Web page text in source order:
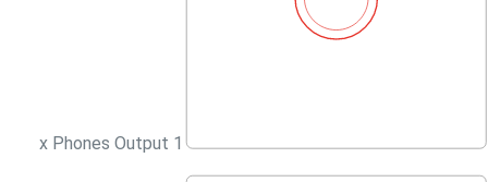
1 x Phones Output